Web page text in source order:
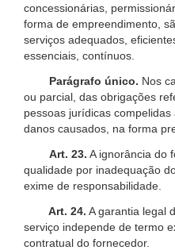
concessionárias,
forma de empreendimento,
serviços adequados,
essenciais, contínuos.
Parágrafo único. Nos
ou parcial, das obrigações
pessoas jurídicas
danos causados, na forma
Art. 23. A ignorância do
qualidade por inadequação
exime de responsabilidade.
Art. 24. A garantia legal
serviço independe de termo
contratual do fornecedor.